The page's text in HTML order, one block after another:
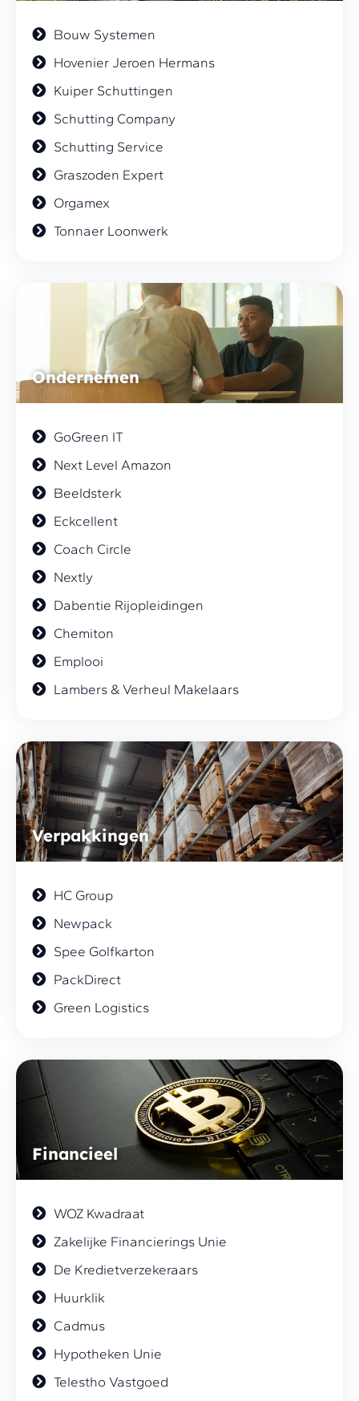
Bouw Systemen
Hovenier Jeroen Hermans
Kuiper Schuttingen
Schutting Company
Schutting Service
Graszoden Expert
Orgamex
Tonnaer Loonwerk
Ondernemen
GoGreen IT
Next Level Amazon
Beeldsterk
Eckcellent
Coach Circle
Nextly
Dabentie Rijopleidingen
Chemiton
Emplooi
Lambers & Verheul Makelaars
Verpakkingen
HC Group
Newpack
Spee Golfkarton
PackDirect
Green Logistics
Financieel
WOZ Kwadraat
Zakelijke Financierings Unie
De Kredietverzekeraars
Huurklik
Cadmus
Hypotheken Unie
Telestho Vastgoed